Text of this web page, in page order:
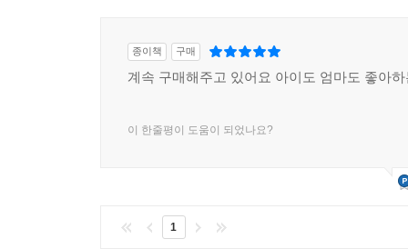
종이책 구매
계속 구매해주고 있어요 아이도 엄마도 좋아
이 한줄평이 도움이 되었나요?
1